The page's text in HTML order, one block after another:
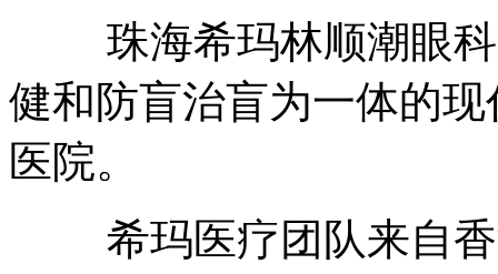
珠海希玛林顺潮眼科
健和防盲治盲为一体的
医院。
希玛医疗团队来自香